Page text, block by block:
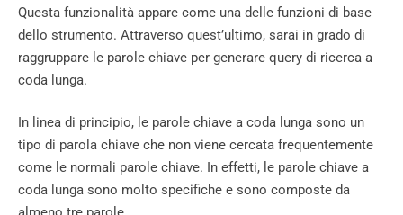
Questa funzionalità appare come una delle funzioni di base
dello strumento. Attraverso quest’ultimo, sarai in grado di
raggruppare le parole chiave per generare query di ricerca a
coda lunga.
In linea di principio, le parole chiave a coda lunga sono un
tipo di parola chiave che non viene cercata frequentemente
come le normali parole chiave. In effetti, le parole chiave a
coda lunga sono molto specifiche e sono composte da